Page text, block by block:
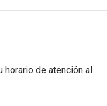
horario de atención al